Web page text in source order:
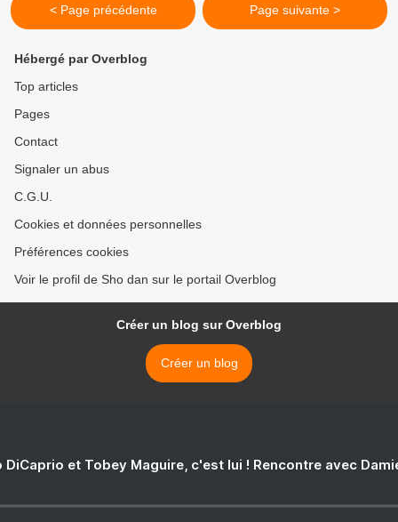
< Page précédente Page suivante >
Hébergé par Overblog
Top articles
Pages
Contact
Signaler un abus
C.G.U.
Cookies et données personnelles
Préférences cookies
Voir le profil de Sho dan sur le portail Overblog
Créer un blog sur Overblog
Créer un blog
DiCaprio et Tobey Maguire, c'est lui ! Rencontre avec